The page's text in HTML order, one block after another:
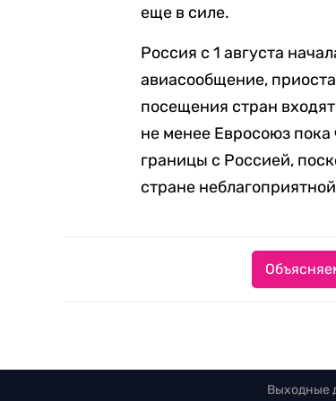
еще в силе.
Россия с 1 августа
авиасообщение,
посещения стран
не менее Евросоюз
границы с Россией,
стране
Выходные